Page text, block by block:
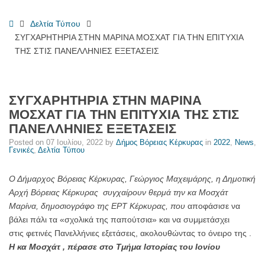
ΕΞΕΤΑΣΕΙΣ
Δήμος
HomeΔελτία Τύπου
ΣΥΓΧΑΡΗΤΗΡΙΑ ΣΤΗΝ ΜΑΡΙΝΑ ΜΟΣΧΑΤ ΓΙΑ ΤΗΝ ΕΠΙΤΥΧΙΑ
ΤΗΣ ΣΤΙΣ ΠΑΝΕΛΛΗΝΙΕΣ ΕΞΕΤΑΣΕΙΣ
ΣΥΓΧΑΡΗΤΗΡΙΑ ΣΤΗΝ ΜΑΡΙΝΑ
ΜΟΣΧΑΤ ΓΙΑ ΤΗΝ ΕΠΙΤΥΧΙΑ ΤΗΣ ΣΤΙΣ
ΠΑΝΕΛΛΗΝΙΕΣ ΕΞΕΤΑΣΕΙΣ
Posted on 07 Ιουλίου, 2022 by Δήμος Βόρειας Κέρκυρας in 2022, News,
Γενικές, Δελτία Τύπου
Ο Δήμαρχος Βόρειας Κέρκυρας, Γεώργιος Μαχειμάρης, η Δημοτική
Αρχή Βόρειας Κέρκυρας συγχαίρουν θερμά την κα Μοσχάτ
Μαρίνα, δημοσιογράφο της ΕΡΤ Κέρκυρας, που αποφάσισε να
βάλει πάλι τα «σχολικά της παπούτσια» και να συμμετάσχει
στις φετινές Πανελλήνιες εξετάσεις, ακολουθώντας το όνειρο της .
Η κα Μοσχάτ , πέρασε στο Τμήμα Ιστορίας του Ιονίου